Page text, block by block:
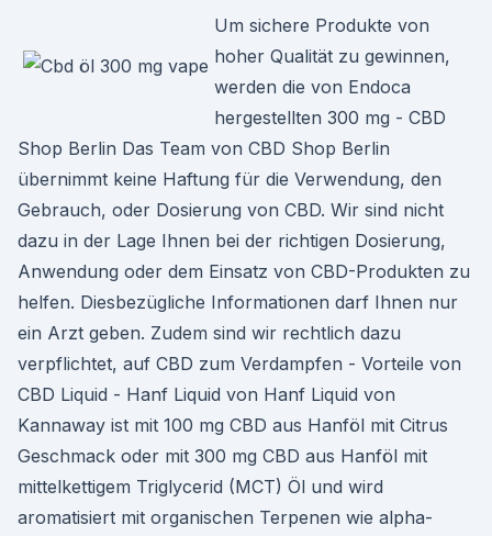
Um sichere Produkte von
hoher Qualität zu gewinnen,
werden die von Endoca
hergestellten 300 mg - CBD
Shop Berlin Das Team von CBD Shop Berlin
übernimmt keine Haftung für die Verwendung, den
Gebrauch, oder Dosierung von CBD. Wir sind nicht
dazu in der Lage Ihnen bei der richtigen Dosierung,
Anwendung oder dem Einsatz von CBD-Produkten zu
helfen. Diesbezügliche Informationen darf Ihnen nur
ein Arzt geben. Zudem sind wir rechtlich dazu
verpflichtet, auf CBD zum Verdampfen - Vorteile von
CBD Liquid - Hanf Liquid von Hanf Liquid von
Kannaway ist mit 100 mg CBD aus Hanföl mit Citrus
Geschmack oder mit 300 mg CBD aus Hanföl mit
mittelkettigem Triglycerid (MCT) Öl und wird
aromatisiert mit organischen Terpenen wie alpha-